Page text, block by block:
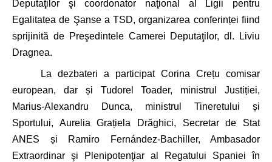
Deputaţilor şi coordonator naţional al Ligii pentru
Egalitatea de Şanse a TSD, organizarea conferinței fiind
sprijinită de Preşedintele Camerei Deputaţilor, dl. Liviu
Dragnea.
La dezbateri a participat Corina Crețu comisar
european, dar și Tudorel Toader, ministrul Justiției,
Marius-Alexandru Dunca, ministrul Tineretului și
Sportului, Aurelia Grațiela Drăghici, Secretar de Stat
ANES și
Ramiro Fernández-Bachiller, Ambasador
Extraordinar şi Plenipotenţiar al Regatului Spaniei în